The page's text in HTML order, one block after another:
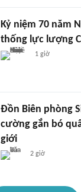
Kỷ niệm 70 năm
thống lực lượng
1 giờ
Đồn Biên phòng
cường gắn bó
giới
2 giờ